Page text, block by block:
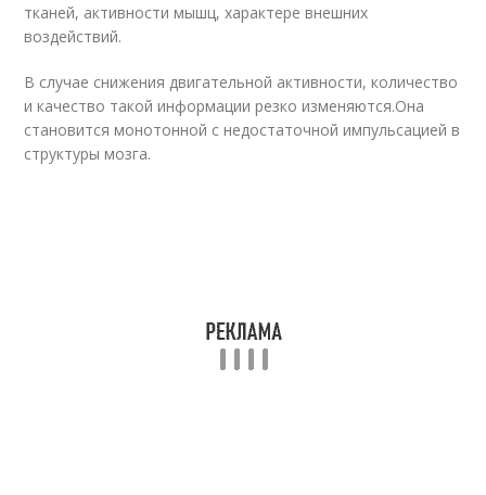
тканей, активности мышц, характере внешних
воздействий.
В случае снижения двигательной активности, количество
и качество такой информации резко изменяются.Она
становится монотонной с недостаточной импульсацией в
структуры мозга.